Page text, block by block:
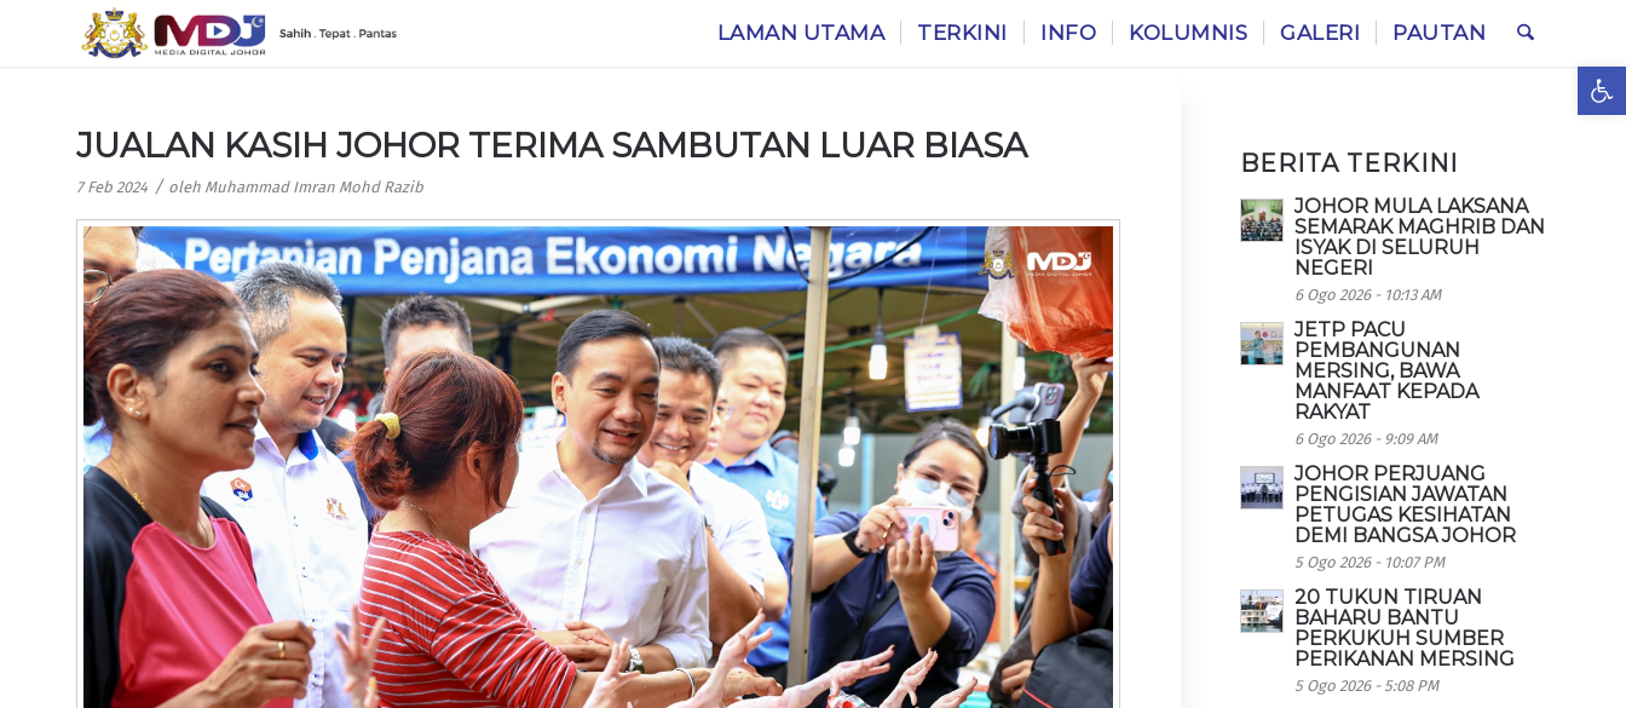
LAMAN UTAMA TERKINI INFO KOLUMNIS GALERI PAUTAN
JUALAN KASIH JOHOR TERIMA SAMBUTAN LUAR BIASA
7 Feb 2024 / oleh Muhammad Imran Mohd Razib
BERITA TERKINI
JOHOR MULA LAKSANA
SEMARAK MAGHRIB DAN
ISYAK DI SELURUH
NEGERI
6 Ogo 2026 - 10:13 AM
JETP PACU
PEMBANGUNAN
MERSING, BAWA
MANFAAT KEPADA
RAKYAT
6 Ogo 2026 - 9:09 AM
JOHOR PERJUANG
PENGISIAN JAWATAN
PETUGAS KESIHATAN
DEMI BANGSA JOHOR
5 Ogo 2026 - 10:07 PM
20 TUKUN TIRUAN
BAHARU BANTU
PERKUKUH SUMBER
PERIKANAN MERSING
5 Ogo 2026 - 5:08 PM